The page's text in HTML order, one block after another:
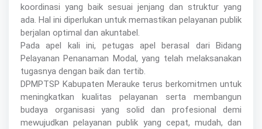
koordinasi yang baik sesuai jenjang dan struktur yang
ada. Hal ini diperlukan untuk memastikan pelayanan publik
berjalan optimal dan akuntabel.
Pada apel kali ini, petugas apel berasal dari Bidang
Pelayanan Penanaman Modal, yang telah melaksanakan
tugasnya dengan baik dan tertib.
DPMPTSP Kabupaten Merauke terus berkomitmen untuk
meningkatkan kualitas pelayanan serta membangun
budaya organisasi yang solid dan profesional demi
mewujudkan pelayanan publik yang cepat, mudah, dan